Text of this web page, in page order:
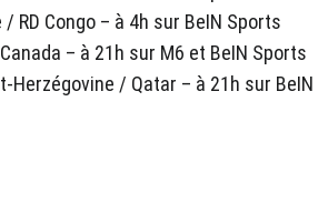
/ RD Congo – à 4h sur BeIN Sports
– à 21h sur M6 et BeIN Sports
Herzégovine / Qatar – à 21h sur BeIN